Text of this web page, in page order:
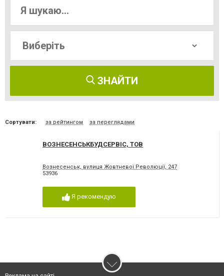
ЗНАЙТИ
Сортувати: за рейтингом за переглядами
ВОЗНЕСЕНСЬКБУДСЕРВІС, ТОВ
Вознесенськ, вулиця Жовтневої Революції, 247
53936
Я рекомендую